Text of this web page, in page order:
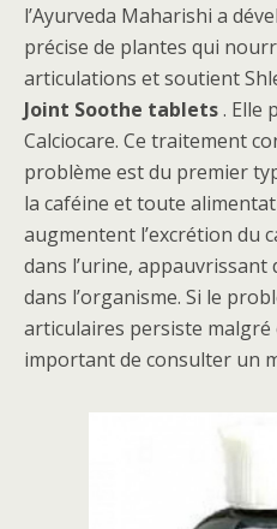
l’Ayurveda Maharishi a
précise de plantes qui
articulations et soutient
Joint Soothe tablets. Elle
Calciocare. Ce traitement
problème est du premier
la caféine et toute
augmentent l’excrétion du
dans l’urine, appauvrissant
dans l’organisme. Si le
articulaires persiste
important de consulter un